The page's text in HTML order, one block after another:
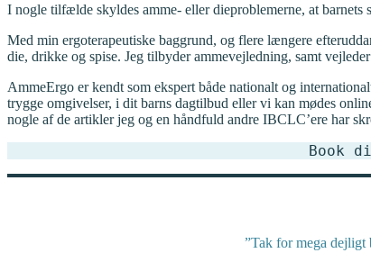
I nogle tilfælde skyldes amme- eller dieproblemerne, at
Med min ergoterapeutiske baggrund, og flere længere
die, drikke og spise. Jeg tilbyder ammevejledning, samt
AmmeErgo er kendt som ekspert både nationalt og
trygge omgivelser, i dit barns dagtilbud eller vi kan mødes
nogle af de artikler jeg og en håndfuld andre IBCLC’ere har
Book
”Tak for mega dejligt